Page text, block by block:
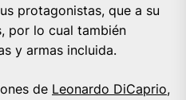
protagonistas, que a su
por lo cual también
y armas incluida.
de Leonardo DiCaprio,